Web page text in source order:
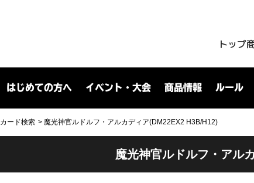
トップ
はじめての方へ イベント・大会 商品情報 ルール
カード検索 魔光神官ルドルフ・アルカディア(DM22EX2 H3B/H12)
魔光神官ルドルフ・アル